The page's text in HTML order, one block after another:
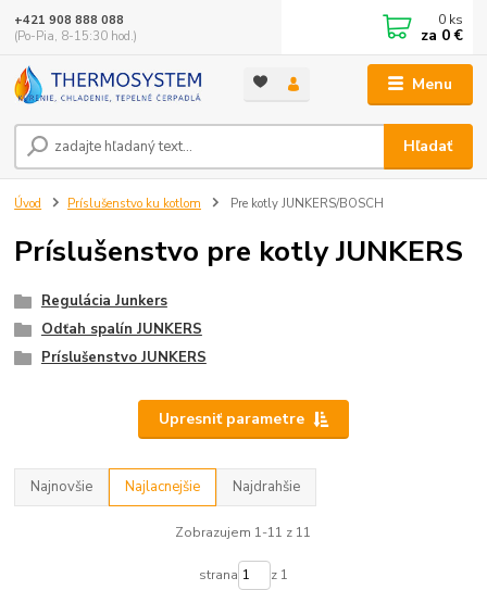
Menu
Hľadať
+421 908 888 088
(Po-Pia, 8-15:30 hod.)
0 ks
za 0 €
Úvod Príslušenstvo ku kotlom Pre kotly JUNKERS/BOSCH
Príslušenstvo pre kotly JUNKERS
Regulácia Junkers
Odťah spalín JUNKERS
Príslušenstvo JUNKERS
Upresniť parametre
Najnovšie Najlacnejšie Najdrahšie
Zobrazujem 1-11 z 11
strana z 1